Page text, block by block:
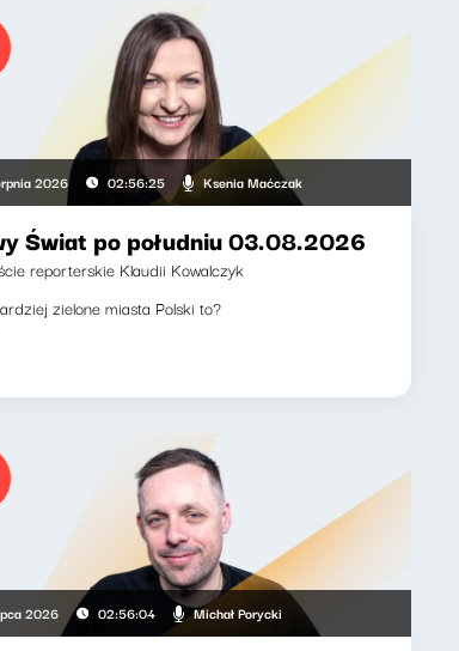
2026 02:56:25 Ksenia Maćczak
Świat po południu 03.08.2026
reporterskie Klaudii Kowalczyk
zielone miasta Polski to?
2026 02:56:04 Michał Porycki